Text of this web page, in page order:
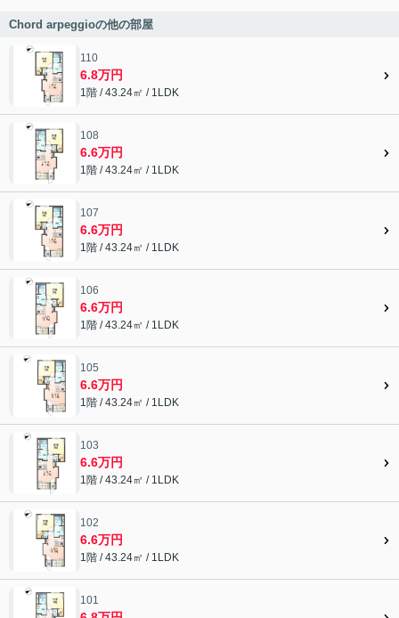
Chord arpeggioの他の部屋
110
6.8万円
1階 / 43.24㎡ / 1LDK
108
6.6万円
1階 / 43.24㎡ / 1LDK
107
6.6万円
1階 / 43.24㎡ / 1LDK
106
6.6万円
1階 / 43.24㎡ / 1LDK
105
6.6万円
1階 / 43.24㎡ / 1LDK
103
6.6万円
1階 / 43.24㎡ / 1LDK
102
6.6万円
1階 / 43.24㎡ / 1LDK
101